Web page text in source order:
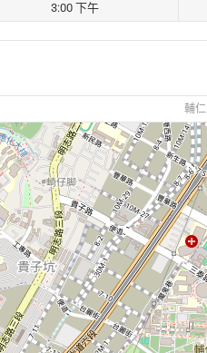
3:00 下午
輔